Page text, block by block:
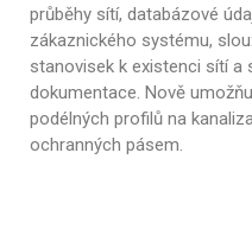
průběhy sítí, databázové
zákaznického systému,
stanovisek k existenci sítí a
dokumentace. Nově
podélných profilů na
ochranných pásem.